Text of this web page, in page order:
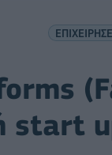
start